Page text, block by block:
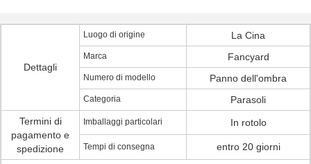
Dettagli
Luogo di origine La Cina
Marca Fancyard
Numero di modello Panno dell'ombra
Categoria
Parasoli
Termini di
pagamento e
spedizione
Imballaggi particolari In rotolo
Tempi di consegna entro 20 giorni